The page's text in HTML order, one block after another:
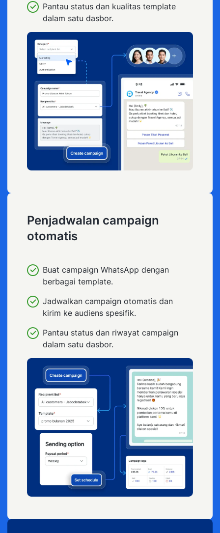
Pantau status dan kualitas template
dalam satu dasbor.
Penjadwalan campaign
otomatis
Buat campaign WhatsApp dengan
berbagai template.
Jadwalkan campaign otomatis dan
kirim ke audiens spesifik.
Pantau status dan riwayat campaign
dalam satu dasbor.